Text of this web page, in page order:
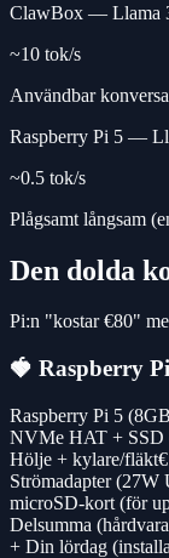
ClawBox — Llama
~10 tok/s
Användbar
Raspberry Pi 5 —
~0.5 tok/s
Plågsamt långsam
Den dolda
Pi:n "kostar €80"
🍓 Raspberry
Raspberry Pi 5
NVMe HAT + SSD
Hölje + kylare/fläkt
Strömadapter (27W
microSD-kort (för
Delsumma
+ Din lördag